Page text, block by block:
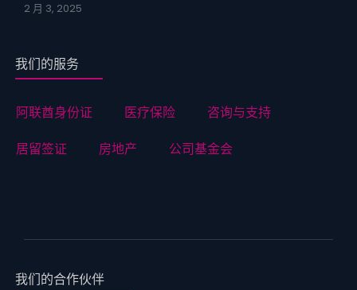
2 月 3, 2025
我们的服务
阿联酋身份证 医疗保险
咨询与支持
居留签证
房地产 公司基金会
我们的合作伙伴